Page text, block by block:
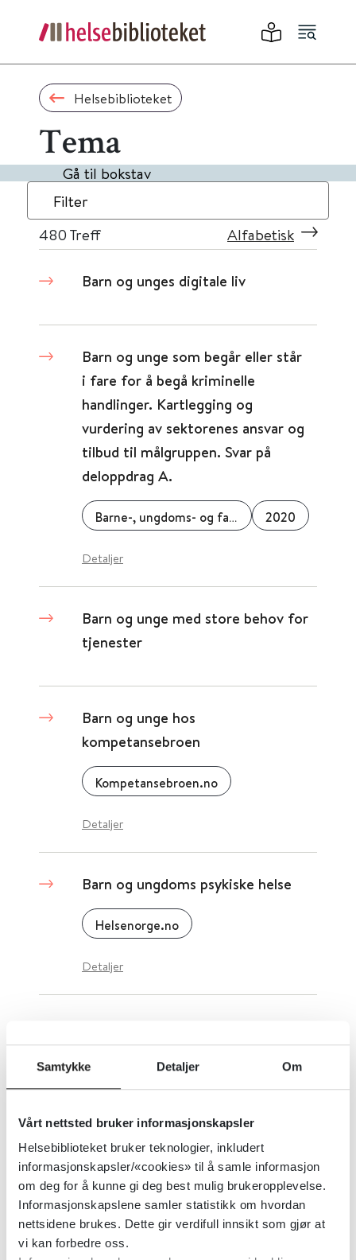
Samtykke Detaljer Om
Vårt nettsted bruker informasjonskapsler
Helsebiblioteket bruker teknologier, inkludert
informasjonskapsler/«cookies» til å samle informasjon
om deg for å kunne gi deg best mulig brukeropplevelse.
Informasjonskapslene samler statistikk om hvordan
nettsidene brukes. Dette gir verdifull innsikt som gjør at
vi kan forbedre oss.
Helsebiblioteket
Tema
Gå til bokstav
Filter
480 Treff Alfabetisk
Barn og unges digitale liv
Barn og unge som begår eller står
i fare for å begå kriminelle
handlinger. Kartlegging og
vurdering av sektorenes ansvar og
tilbud til målgruppen. Svar på
deloppdrag A.
Barne-, ungdoms- og familiedirektoratet (Bufdir) 2020
Detaljer
Barn og unge med store behov for
tjenester
Barn og unge hos
kompetansebroen
Kompetansebroen.no
Detaljer
Barn og ungdoms psykiske helse
Helsenorge.no
Detaljer
PharmaSafe 2026
Barn og seksualitet
Barne-, ungdoms- og familiedirektoratet (Bufdir)
Detaljer